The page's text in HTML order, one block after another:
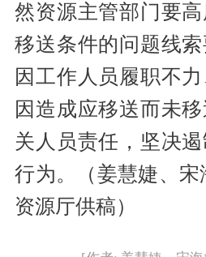
然资源主管部门要
移送条件的问题线
因工作人员履职不
因造成应移送而未
关人员责任，坚决
行为。（姜慧婕、
资源厅供稿）